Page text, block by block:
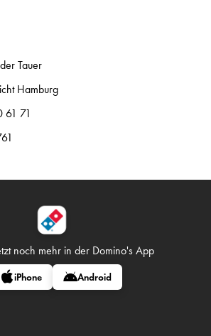
Tauer
Hamburg
61 71
noch mehr in der Domino's App
iPhone Android